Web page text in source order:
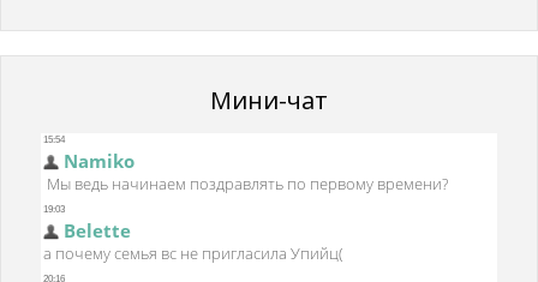
Мини-чат